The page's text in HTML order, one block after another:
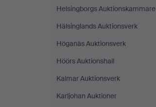
Helsingborgs Auktionskammare
Hälsinglands Auktionsverk
Höganäs Auktionsverk
Höörs Auktionshall
Kalmar Auktionsverk
Karljohan Auktioner